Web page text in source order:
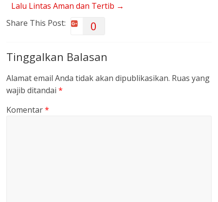
Lalu Lintas Aman dan Tertib →
Share This Post:
0
Tinggalkan Balasan
Alamat email Anda tidak akan dipublikasikan. Ruas yang
wajib ditandai*
Komentar*